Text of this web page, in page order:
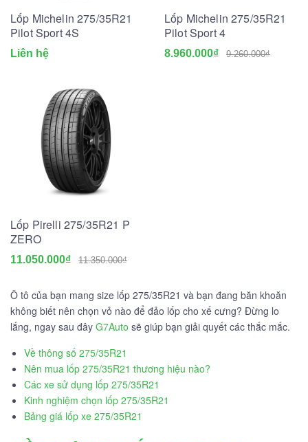
Lốp Michelin 275/35R21
Pilot Sport 4S
Liên hệ
Lốp Michelin 275/35R21
Pilot Sport 4
8.960.000₫ 9.260.000₫
Lốp Pirelli 275/35R21 P
ZERO
11.050.000₫ 11.350.000₫
Ô tô của bạn mang size lốp 275/35R21 và bạn đang băn khoăn
không biết nên chọn vỏ nào để đảo lốp cho xế cưng? Đừng lo
lắng, ngay sau đây G7Auto sẽ giúp bạn giải quyết các thắc mắc.
Về thông số 275/35R21
Nên mua lốp 275/35R21 thương hiệu nào?
Các xe sử dụng lốp 275/35R21
Kinh nghiệm chọn lốp 275/35R21
Bảng giá lốp xe 275/35R21